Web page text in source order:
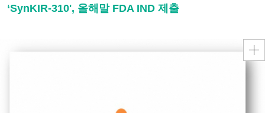
‘SynKIR-310', 올해말 FDA IND 제출